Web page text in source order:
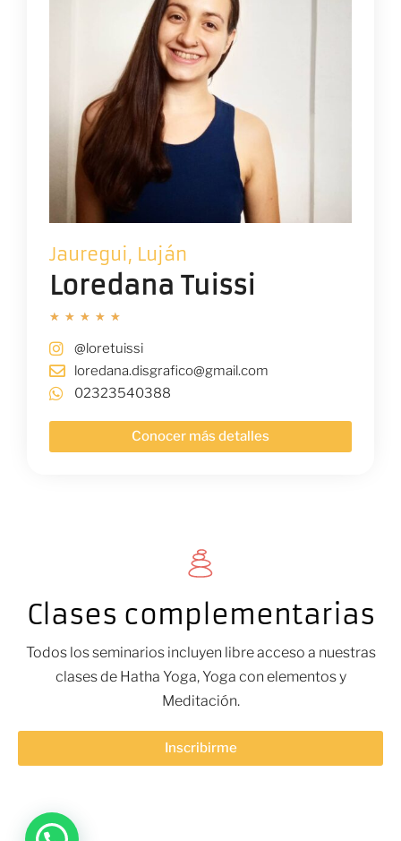
Jauregui, Luján
Loredana Tuissi
★ ★ ★ ★ ★
@loretuissi
loredana.disgrafico@gmail.com
02323540388
Conocer más detalles
Clases complementarias
Todos los seminarios incluyen libre acceso a nuestras
clases de Hatha Yoga, Yoga con elementos y
Meditación.
Inscribirme